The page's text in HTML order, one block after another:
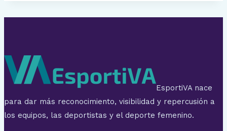
EsportiVA nace
para dar más reconocimiento, visibilidad y repercusión a
los equipos, las deportistas y el deporte femenino.